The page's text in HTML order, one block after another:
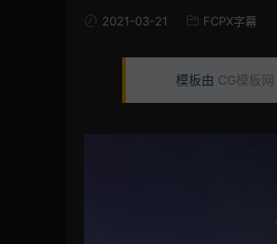
2021-03-21 FCPX字幕
模板由 CG模板网